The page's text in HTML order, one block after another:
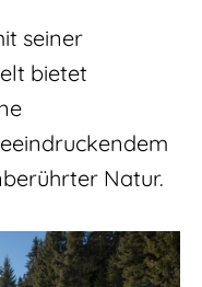
seiner
bietet
Natur.